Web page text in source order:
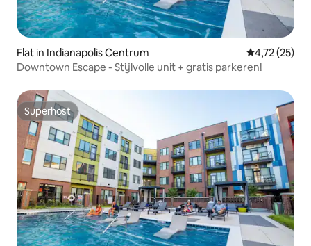
Flat in Indianapolis Centrum Gemiddelde
4,72 (25)
Downtown Escape - Stijlvolle unit + gratis parkeren!
Superhost
Superhost